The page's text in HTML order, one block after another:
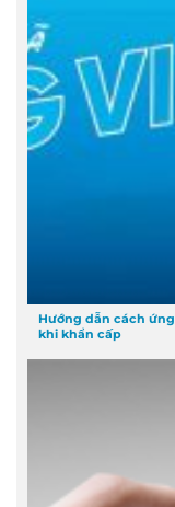
Hướng dẫn cách
khi khẩn cấp